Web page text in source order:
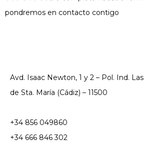
pondremos en contacto contigo
Avd. Isaac Newton, 1 y 2 – Pol. Ind.
de Sta. María (Cádiz) – 11500
+34 856 049860
+34 666 846 302